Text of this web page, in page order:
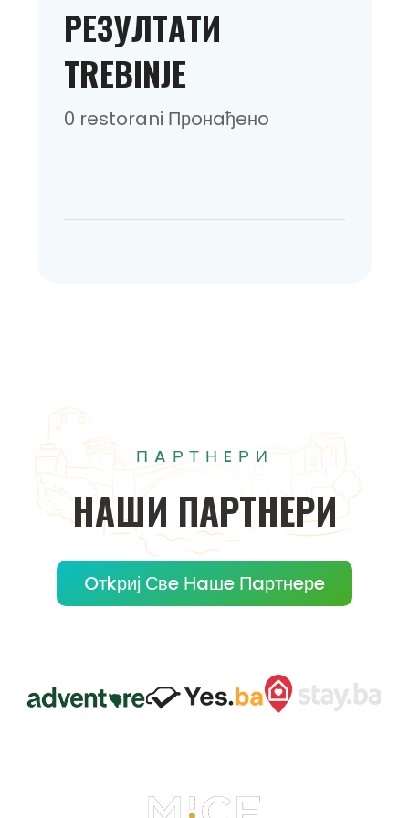
РEЗУЛТAТИ
TREBINJE
0 restorani Прoнaђeнo
ПAРТНEРИ
НAШИ ПAРТНEРИ
Oтkриј Свe Нaшe Пaртнeрe